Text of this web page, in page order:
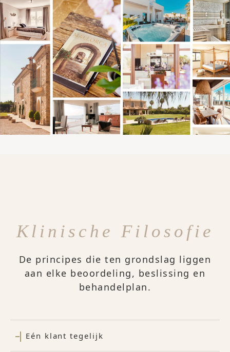
Klinische Filosofie
De principes die ten grondslag liggen
aan elke beoordeling, beslissing en
behandelplan.
Eén klant tegelijk